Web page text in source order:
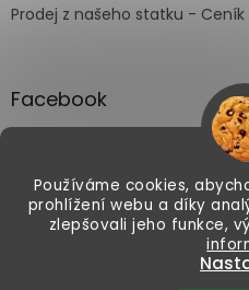
Používáme cookies,
prohlížení webu a díky
zlepšovali jeho funkce,
Letošní čočka je
začneme od
Prodej z našeho statku -
Facebook